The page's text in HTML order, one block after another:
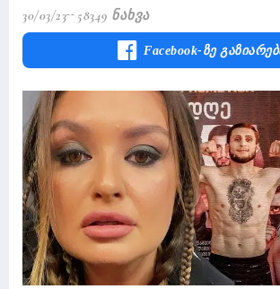
30/03/23 58349 Ნახვა
Facebook-Ზე